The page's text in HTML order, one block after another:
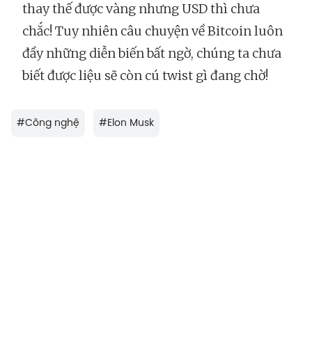
thay thế được vàng nhưng USD thì chưa
chắc! Tuy nhiên câu chuyện về Bitcoin luôn
đầy những diễn biến bất ngờ, chúng ta chưa
biết được liệu sẽ còn cú twist gì đang chờ!
#Công nghệ #Elon Musk